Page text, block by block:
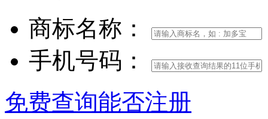
商标名称：
手机号码：
免费查询能否注册